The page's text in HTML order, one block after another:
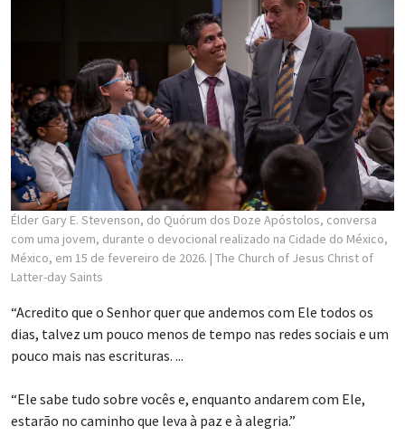
Élder Gary E. Stevenson, do Quórum dos Doze Apóstolos, conversa
com uma jovem, durante o devocional realizado na Cidade do México,
México, em 15 de fevereiro de 2026. | The Church of Jesus Christ of
Latter-day Saints
“Acredito que o Senhor quer que andemos com Ele todos os
dias, talvez um pouco menos de tempo nas redes sociais e um
pouco mais nas escrituras. ...
“Ele sabe tudo sobre vocês e, enquanto andarem com Ele,
estarão no caminho que leva à paz e à alegria.”